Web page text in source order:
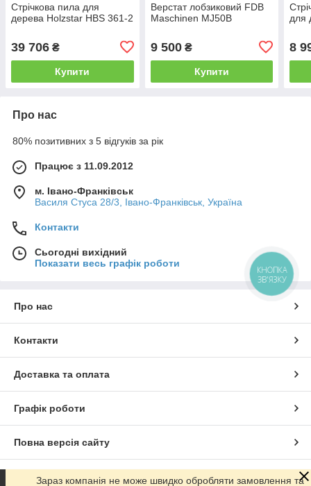
Стрічкова пила для
дерева Holzstar HBS 361-2
39 706 ₴
Купити
Верстат лобзиковий FDB
Maschinen MJ50B
9 500₴
Купити
для
8
Про нас
80% позитивних з 5 відгуків за рік
Працює з 11.09.2012
м. Івано-Франківськ
Василя Стуса 28/3, Івано-Франківськ, Україна
Контакти
Сьогодні вихідний
Показати весь графік роботи
Про нас
Контакти
Доставка та оплата
Графік роботи
Повна версія сайту
Сайт створено на маркетплейсі Prom.ua
Зараз компанія не може швидко обробляти замовлення та
КНОПКА
ЗВ'ЯЗКУ